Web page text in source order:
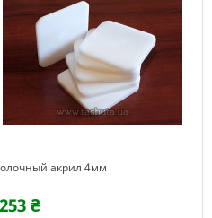
акрил 4мм
₴